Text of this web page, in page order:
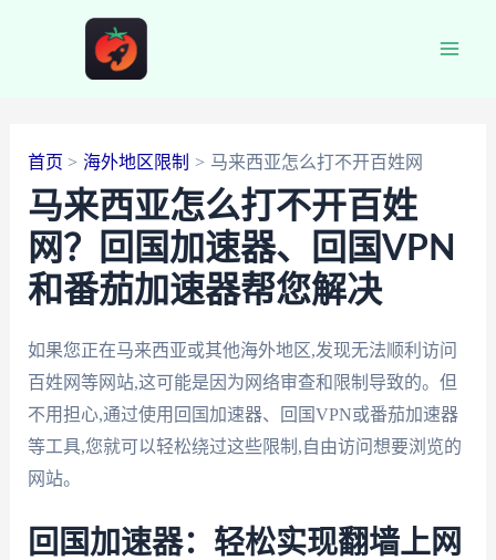
首页 海外地区限制 马来西亚怎么打不开百姓网
马来西亚怎么打不开百姓
网？回国加速器、回国VPN
和番茄加速器帮您解决
如果您正在马来西亚或其他海外地区,发现无法顺利访问
百姓网等网站,这可能是因为网络审查和限制导致的。但
不用担心,通过使用回国加速器、回国VPN或番茄加速器
等工具,您就可以轻松绕过这些限制,自由访问想要浏览的
网站。
回国加速器：轻松实现翻墙上网